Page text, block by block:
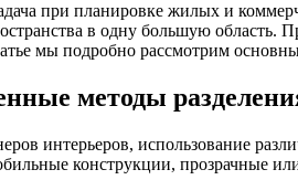
при планировке жилых и
в одну большую область.
мы подробно рассмотрим
методы
интерьеров, использование
конструкции, прозрачные